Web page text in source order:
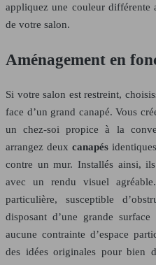
appliquez une couleur différente
de votre salon.
Aménagement en
Si votre salon est restreint,
face d’un grand canapé. Vous
un chez-soi propice à la
arrangez deuxcanapés
contre un mur. Installés ainsi,
avec un rendu visuel
particulière, susceptible
disposant d’une grande
aucune contrainte d’espace
des idées originales pour bien